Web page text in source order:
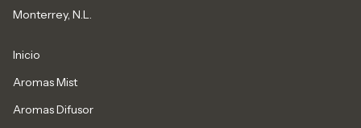
Monterrey, N.L.
Inicio
Aromas Mist
Aromas Difusor